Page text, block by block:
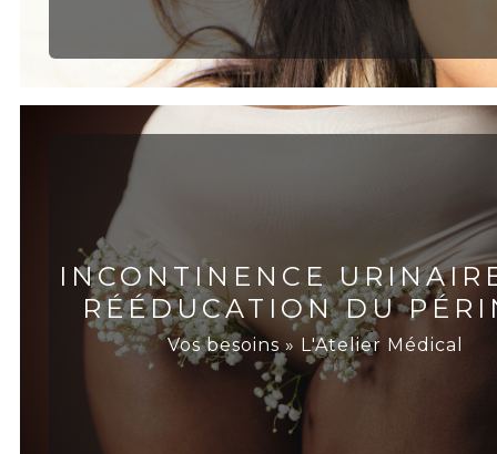
INCONTINENCE
RÉÉDUCATION DU
Vos besoins » L'Atelier Médical